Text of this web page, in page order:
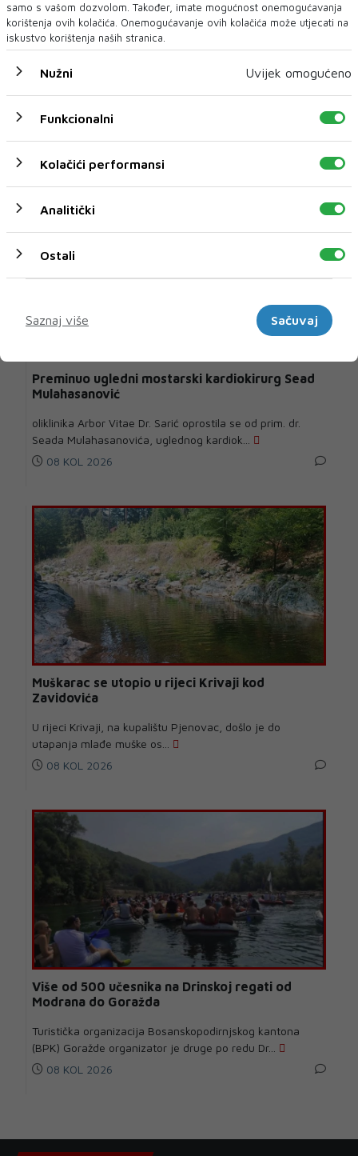
BIH
Preminuo ugledni mostarski kardiokirurg Sead
Mulahasanović
oliklinika Arbor Vitae Dr. Sarić oprostila se od prim. dr.
Seada Mulahasanovića, uglednog kardiok...
08 KOL 2026
Muškarac se utopio u rijeci Krivaji kod
Zavidovića
U rijeci Krivaji, na kupalištu Pjenovac, došlo je do
utapanja mlađe muške os...
08 KOL 2026
Više od 500 učesnika na Drinskoj regati od
Modrana do Goražda
Turistička organizacija Bosanskopodirnjskog kantona
(BPK) Goražde organizator je druge po redu Dr...
08 KOL 2026
samo s vašom dozvolom. Također, imate mogućnost onemogućavanja
korištenja ovih kolačića. Onemogućavanje ovih kolačića može utjecati na
iskustvo korištenja naših stranica.
Nužni Uvijek omogućeno
Funkcionalni
Kolačići performansi
Analitički
Ostali
Saznaj više
Sačuvaj